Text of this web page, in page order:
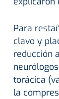
Para
clavo y
reducción
torácica
la